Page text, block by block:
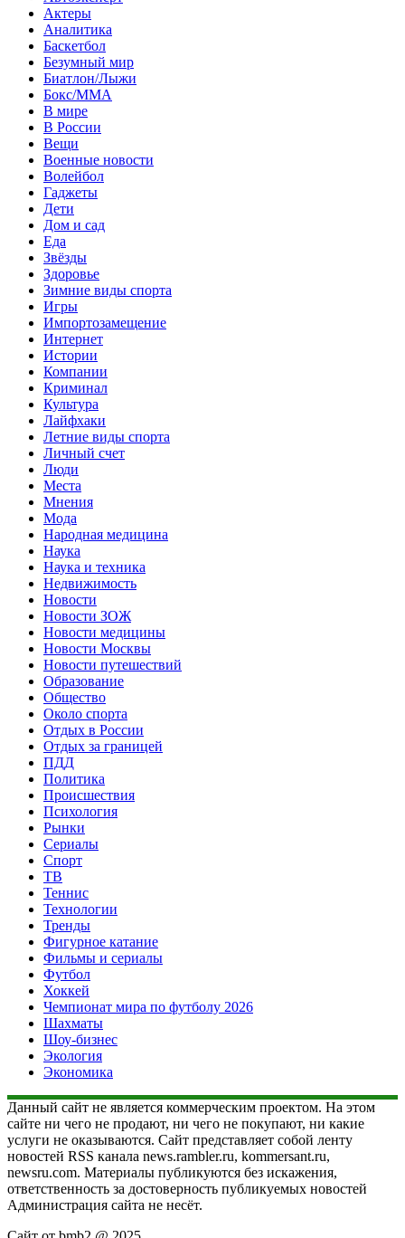
Актеры
Аналитика
Баскетбол
Безумный мир
Биатлон/Лыжи
Бокс/MMA
В мире
В России
Вещи
Военные новости
Волейбол
Гаджеты
Дети
Дом и сад
Еда
Звёзды
Здоровье
Зимние виды спорта
Игры
Импортозамещение
Интернет
Истории
Компании
Криминал
Культура
Лайфхаки
Летние виды спорта
Личный счет
Люди
Места
Мнения
Мода
Народная медицина
Наука
Наука и техника
Недвижимость
Новости
Новости ЗОЖ
Новости медицины
Новости Москвы
Новости путешествий
Образование
Общество
Около спорта
Отдых в России
Отдых за границей
ПДД
Политика
Происшествия
Психология
Рынки
Сериалы
Спорт
ТВ
Теннис
Технологии
Тренды
Фигурное катание
Фильмы и сериалы
Футбол
Хоккей
Чемпионат мира по футболу 2026
Шахматы
Шоу-бизнес
Экология
Экономика
Данный сайт не является коммерческим проектом. На этом
сайте ни чего не продают, ни чего не покупают, ни какие
услуги не оказываются. Сайт представляет собой ленту
новостей RSS канала news.rambler.ru, kommersant.ru,
newsru.com. Материалы публикуются без искажения,
ответственность за достоверность публикуемых новостей
Администрация сайта не несёт.